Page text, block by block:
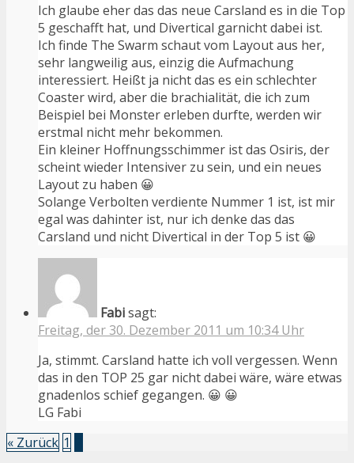
Ich glaube eher das das neue Carsland es in die Top
5 geschafft hat, und Divertical garnicht dabei ist.
Ich finde The Swarm schaut vom Layout aus her,
sehr langweilig aus, einzig die Aufmachung
interessiert. Heißt ja nicht das es ein schlechter
Coaster wird, aber die brachialität, die ich zum
Beispiel bei Monster erleben durfte, werden wir
erstmal nicht mehr bekommen.
Ein kleiner Hoffnungsschimmer ist das Osiris, der
scheint wieder Intensiver zu sein, und ein neues
Layout zu haben 😀
Solange Verbolten verdiente Nummer 1 ist, ist mir
egal was dahinter ist, nur ich denke das das
Carsland und nicht Divertical in der Top 5 ist 😀
Fabisagt:
Freitag, der 30. Dezember 2011 um 10:34 Uhr
Ja, stimmt. Carsland hatte ich voll vergessen. Wenn
das in den TOP 25 gar nicht dabei wäre, wäre etwas
gnadenlos schief gegangen. 😀 😀
LG Fabi
« Zurück 1